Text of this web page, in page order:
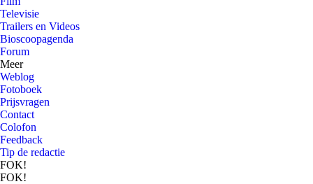
Televisie
Trailers en Videos
Bioscoopagenda
Forum
Meer
Weblog
Fotoboek
Prijsvragen
Contact
Colofon
Feedback
Tip de redactie
FOK!
FOK!